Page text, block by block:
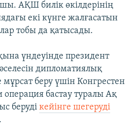
АҚШ билік өкілдерінің
екі күнге жалғасатын
тобы да қатысады.
үндеуінде президент
дипломатиялық
беру үшін Конгрестен
операция бастау туралы Ақ
беруді кейінге шегеруді